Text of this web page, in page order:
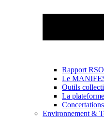
Rapport RSO
Le
Outils
La
Concertations
Environnement &